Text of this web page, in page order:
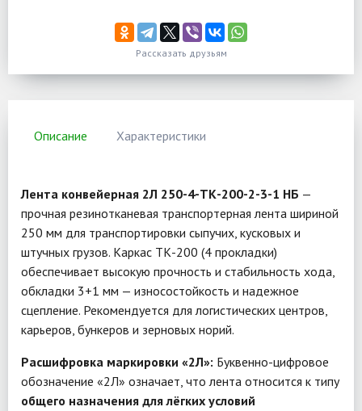
Рассказать друзьям
Описание Характеристики
Лента конвейерная 2Л 250-4-ТК-200-2-3-1 НБ —
прочная резинотканевая транспортерная лента шириной
250 мм для транспортировки сыпучих, кусковых и
штучных грузов. Каркас ТК-200 (4 прокладки)
обеспечивает высокую прочность и стабильность хода,
обкладки 3+1 мм — износостойкость и надежное
сцепление. Рекомендуется для логистических центров,
карьеров, бункеров и зерновых норий.
Расшифровка маркировки «2Л»: Буквенно-цифровое
обозначение «2Л» означает, что лента относится к типу
общего назначения для лёгких условий